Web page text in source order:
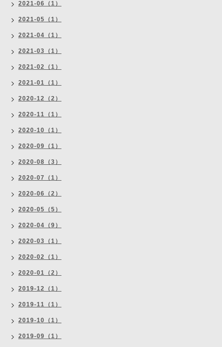
2021-06（1）
2021-05（1）
2021-04（1）
2021-03（1）
2021-02（1）
2021-01（1）
2020-12（2）
2020-11（1）
2020-10（1）
2020-09（1）
2020-08（3）
2020-07（1）
2020-06（2）
2020-05（5）
2020-04（9）
2020-03（1）
2020-02（1）
2020-01（2）
2019-12（1）
2019-11（1）
2019-10（1）
2019-09（1）